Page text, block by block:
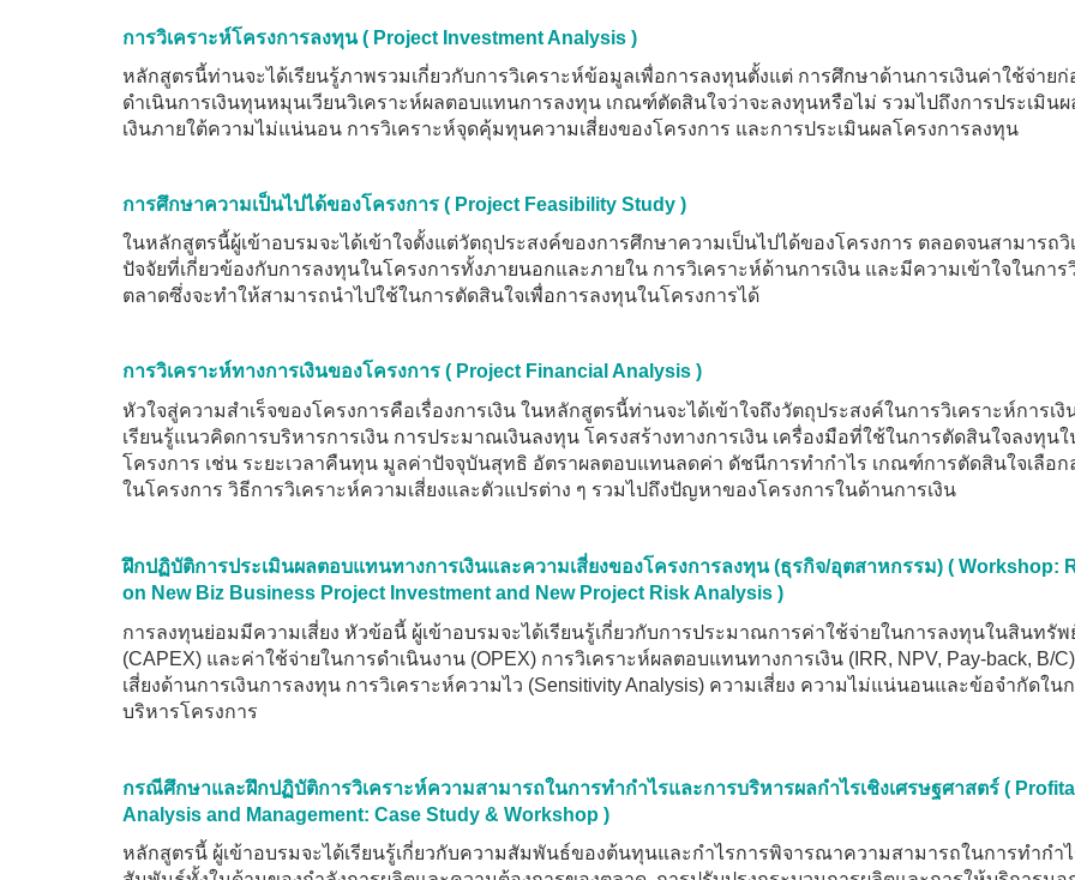
การวิเคราะห์โครงการลงทุน ( Project Investment Analysis )
หลักสูตรนี้ท่านจะได้เรียนรู้ภาพรวมเกี่ยวกับการวิเคราะห์ข้อมูลเพื่อการลงทุนตั้งแต่ การศึกษาด้านการเงินค่าใช้จ่ายก่
ดำเนินการเงินทุนหมุนเวียนวิเคราะห์ผลตอบแทนการลงทุน เกณฑ์ตัดสินใจว่าจะลงทุนหรือไม่ รวมไปถึงการประเมินผ
เงินภายใต้ความไม่แน่นอน การวิเคราะห์จุดคุ้มทุนความเสี่ยงของโครงการ และการประเมินผลโครงการลงทุน
การศึกษาความเป็นไปได้ของโครงการ ( Project Feasibility Study )
ในหลักสูตรนี้ผู้เข้าอบรมจะได้เข้าใจตั้งแต่วัตถุประสงค์ของการศึกษาความเป็นไปได้ของโครงการ ตลอดจนสามารถวิ
ปัจจัยที่เกี่ยวข้องกับการลงทุนในโครงการทั้งภายนอกและภายใน การวิเคราะห์ด้านการเงิน และมีความเข้าใจในการ
ตลาดซึ่งจะทำให้สามารถนำไปใช้ในการตัดสินใจเพื่อการลงทุนในโครงการได้
การวิเคราะห์ทางการเงินของโครงการ ( Project Financial Analysis )
หัวใจสู่ความสำเร็จของโครงการคือเรื่องการเงิน ในหลักสูตรนี้ท่านจะได้เข้าใจถึงวัตถุประสงค์ในการวิเคราะห์การเงิ
เรียนรู้แนวคิดการบริหารการเงิน การประมาณเงินลงทุน โครงสร้างทางการเงิน เครื่องมือที่ใช้ในการตัดสินใจลงทุนใ
โครงการ เช่น ระยะเวลาคืนทุน มูลค่าปัจจุบันสุทธิ อัตราผลตอบแทนลดค่า ดัชนีการทำกำไร เกณฑ์การตัดสินใจเลือก
ในโครงการ วิธีการวิเคราะห์ความเสี่ยงและตัวแปรต่าง ๆ รวมไปถึงปัญหาของโครงการในด้านการเงิน
ฝึกปฏิบัติการประเมินผลตอบแทนทางการเงินและความเสี่ยงของโครงการลงทุน (ธุรกิจ/อุตสาหกรรม) ( Workshop:
on New Biz Business Project Investment and New Project Risk Analysis )
การลงทุนย่อมมีความเสี่ยง หัวข้อนี้ ผู้เข้าอบรมจะได้เรียนรู้เกี่ยวกับการประมาณการค่าใช้จ่ายในการลงทุนในสินทรัพ
(CAPEX) และค่าใช้จ่ายในการดำเนินงาน (OPEX) การวิเคราะห์ผลตอบแทนทางการเงิน (IRR, NPV, Pay-back, B/
เสี่ยงด้านการเงินการลงทุน การวิเคราะห์ความไว (Sensitivity Analysis) ความเสี่ยง ความไม่แน่นอนและข้อจำกัดใน
บริหารโครงการ
กรณีศึกษาและฝึกปฏิบัติการวิเคราะห์ความสามารถในการทำกำไรและการบริหารผลกำไรเชิงเศรษฐศาสตร์ (
Analysis and Management: Case Study & Workshop )
หลักสูตรนี้ ผู้เข้าอบรมจะได้เรียนรู้เกี่ยวกับความสัมพันธ์ของต้นทุนและกำไรการพิจารณาความสามารถในการทำกำไ